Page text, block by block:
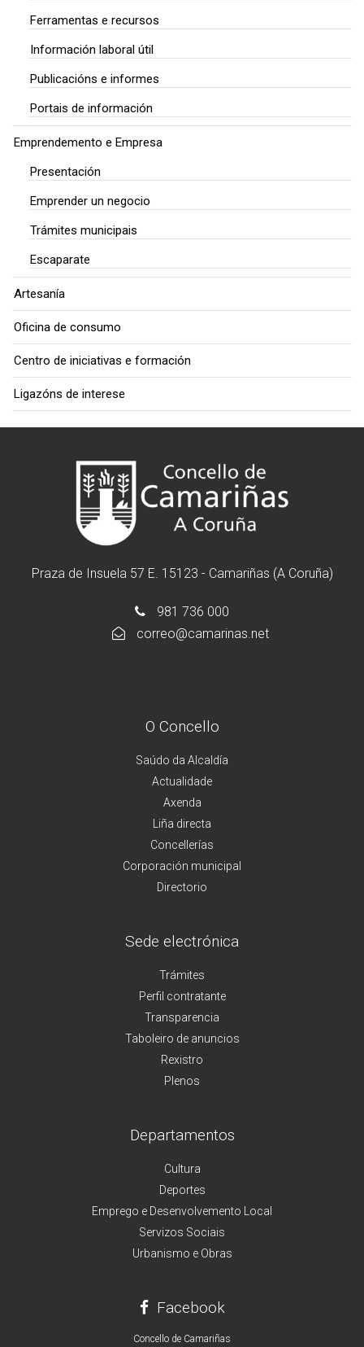
Ferramentas e recursos
Información laboral útil
Publicacións e informes
Portais de información
Emprendemento e Empresa
Presentación
Emprender un negocio
Trámites municipais
Escaparate
Artesanía
Oficina de consumo
Centro de iniciativas e formación
Ligazóns de interese
Praza de Insuela 57 E. 15123 - Camariñas (A Coruña)
981 736 000
correo@camarinas.net
O Concello
Saúdo da Alcaldía
Actualidade
Axenda
Liña directa
Concellerías
Corporación municipal
Directorio
Sede electrónica
Trámites
Perfil contratante
Transparencia
Taboleiro de anuncios
Rexistro
Plenos
Departamentos
Cultura
Deportes
Emprego e Desenvolvemento Local
Servizos Sociais
Urbanismo e Obras
Facebook
Concello de Camariñas